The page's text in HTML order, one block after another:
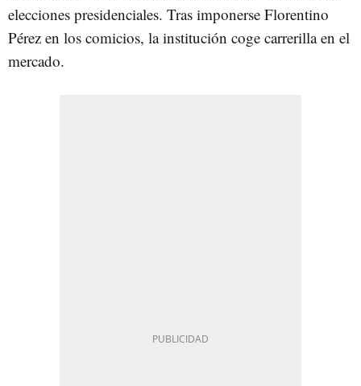
elecciones presidenciales. Tras imponerse Florentino
Pérez en los comicios, la institución coge carrerilla en el
mercado.